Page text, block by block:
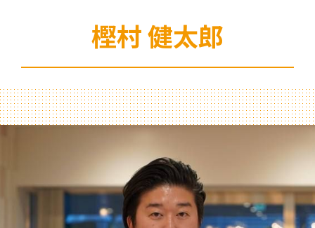
樫村 健太郎